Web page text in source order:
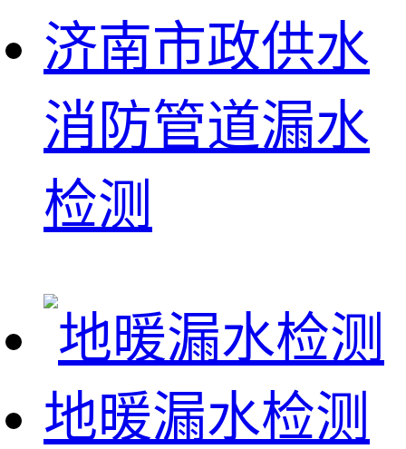
济南市政供水
消防管道漏水
检测
地暖漏水检测